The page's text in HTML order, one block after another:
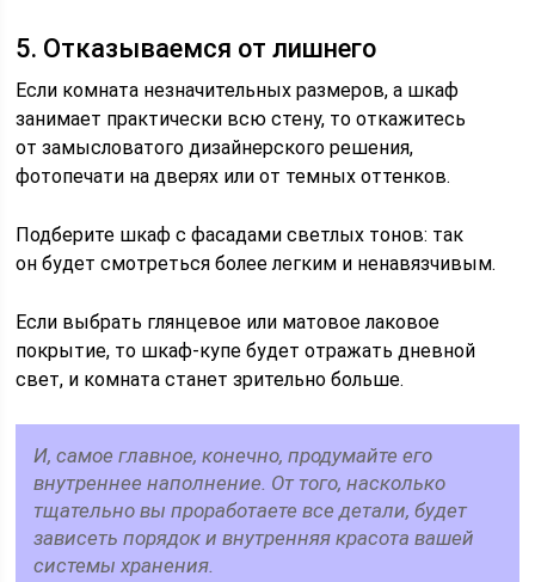
5. Отказываемся от лишнего
Если комната незначительных размеров, а шкаф
занимает практически всю стену, то откажитесь
от замысловатого дизайнерского решения,
фотопечати на дверях или от темных оттенков.
Подберите шкаф с фасадами светлых тонов: так
он будет смотреться более легким и ненавязчивым.
Если выбрать глянцевое или матовое лаковое
покрытие, то шкаф-купе будет отражать дневной
свет, и комната станет зрительно больше.
И, самое главное, конечно, продумайте его
внутреннее наполнение. От того, насколько
тщательно вы проработаете все детали, будет
зависеть порядок и внутренняя красота вашей
системы хранения.